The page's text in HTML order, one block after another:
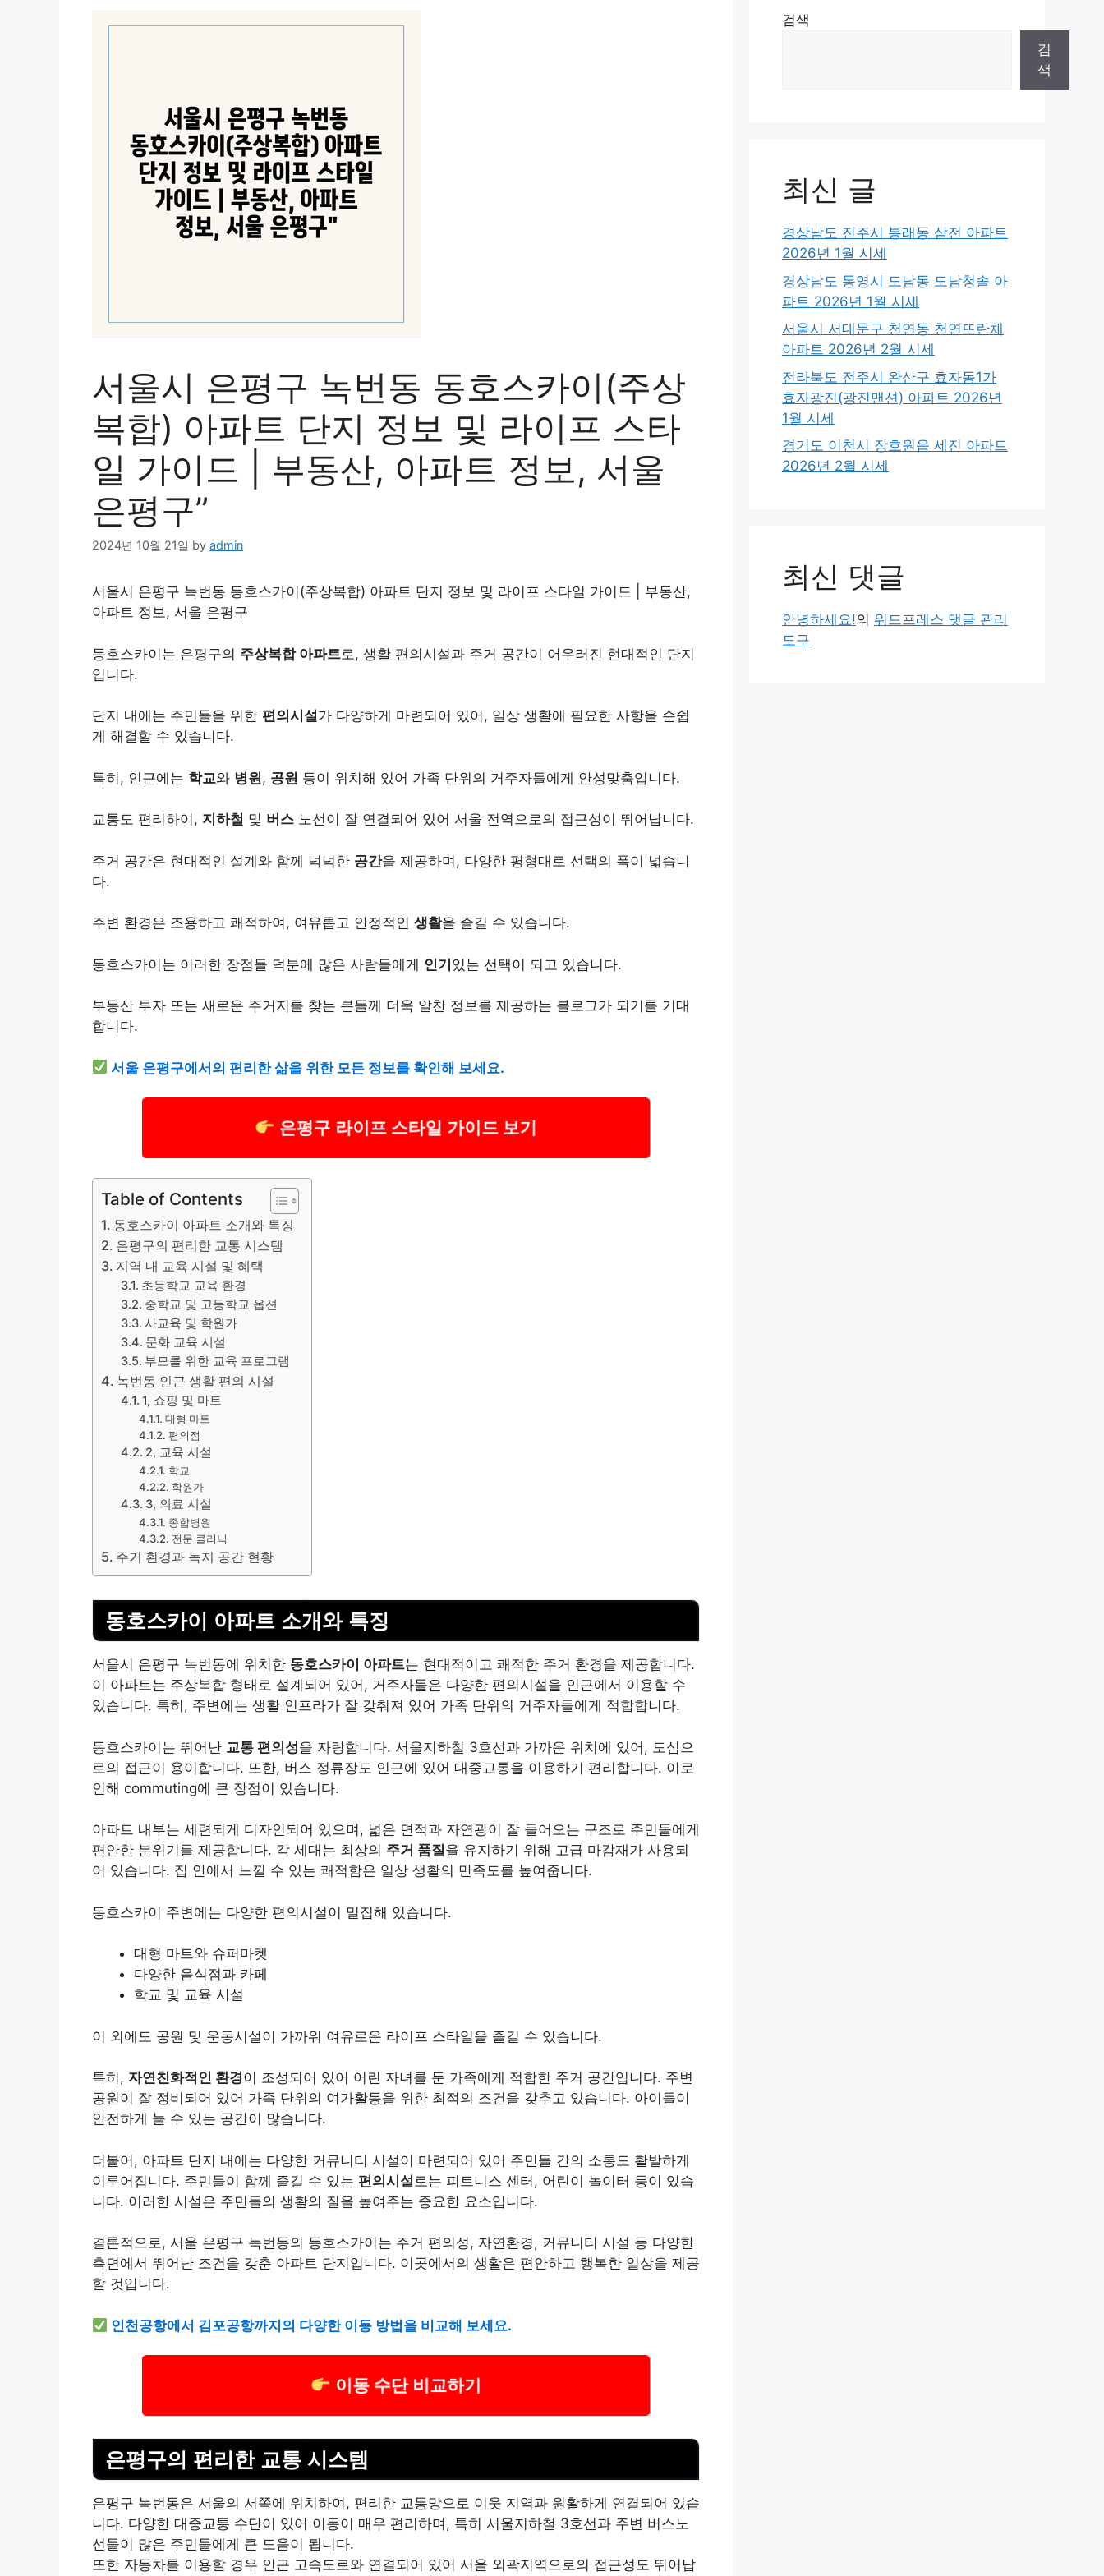
서울시 은평구 녹번동 동호스카이(주상
복합) 아파트 단지 정보 및 라이프 스타
일 가이드 | 부동산, 아파트 정보, 서울
은평구”
2024년 10월 21일 by admin
서울시 은평구 녹번동 동호스카이(주상복합) 아파트 단지 정보 및 라이프 스타일 가이드 | 부동산,
아파트 정보, 서울 은평구
동호스카이는 은평구의 주상복합 아파트로, 생활 편의시설과 주거 공간이 어우러진 현대적인 단지
입니다.
단지 내에는 주민들을 위한 편의시설가 다양하게 마련되어 있어, 일상 생활에 필요한 사항을 손쉽
게 해결할 수 있습니다.
특히, 인근에는 학교와 병원, 공원 등이 위치해 있어 가족 단위의 거주자들에게 안성맞춤입니다.
교통도 편리하여, 지하철 및 버스 노선이 잘 연결되어 있어 서울 전역으로의 접근성이 뛰어납니다.
주거 공간은 현대적인 설계와 함께 넉넉한 공간을 제공하며, 다양한 평형대로 선택의 폭이 넓습니
다.
주변 환경은 조용하고 쾌적하여, 여유롭고 안정적인 생활을 즐길 수 있습니다.
동호스카이는 이러한 장점들 덕분에 많은 사람들에게 인기있는 선택이 되고 있습니다.
부동산 투자 또는 새로운 주거지를 찾는 분들께 더욱 알찬 정보를 제공하는 블로그가 되기를 기대
합니다.
서울 은평구에서의 편리한 삶을 위한 모든 정보를 확인해 보세요.
은평구 라이프 스타일 가이드 보기
Table of Contents
동호스카이 아파트 소개와 특징
은평구의 편리한 교통 시스템
지역 내 교육 시설 및 혜택
초등학교 교육 환경
중학교 및 고등학교 옵션
사교육 및 학원가
문화 교육 시설
부모를 위한 교육 프로그램
녹번동 인근 생활 편의 시설
1, 쇼핑 및 마트
대형 마트
편의점
2, 교육 시설
학교
학원가
3, 의료 시설
종합병원
전문 클리닉
주거 환경과 녹지 공간 현황
동호스카이 아파트 소개와 특징
서울시 은평구 녹번동에 위치한 동호스카이 아파트는 현대적이고 쾌적한 주거 환경을 제공합니다.
이 아파트는 주상복합 형태로 설계되어 있어, 거주자들은 다양한 편의시설을 인근에서 이용할 수
있습니다. 특히, 주변에는 생활 인프라가 잘 갖춰져 있어 가족 단위의 거주자들에게 적합합니다.
동호스카이는 뛰어난 교통 편의성을 자랑합니다. 서울지하철 3호선과 가까운 위치에 있어, 도심으
로의 접근이 용이합니다. 또한, 버스 정류장도 인근에 있어 대중교통을 이용하기 편리합니다. 이로
인해 commuting에 큰 장점이 있습니다.
아파트 내부는 세련되게 디자인되어 있으며, 넓은 면적과 자연광이 잘 들어오는 구조로 주민들에게
편안한 분위기를 제공합니다. 각 세대는 최상의 주거 품질을 유지하기 위해 고급 마감재가 사용되
어 있습니다. 집 안에서 느낄 수 있는 쾌적함은 일상 생활의 만족도를 높여줍니다.
동호스카이 주변에는 다양한 편의시설이 밀집해 있습니다.
대형 마트와 슈퍼마켓
다양한 음식점과 카페
학교 및 교육 시설
이 외에도 공원 및 운동시설이 가까워 여유로운 라이프 스타일을 즐길 수 있습니다.
특히, 자연친화적인 환경이 조성되어 있어 어린 자녀를 둔 가족에게 적합한 주거 공간입니다. 주변
공원이 잘 정비되어 있어 가족 단위의 여가활동을 위한 최적의 조건을 갖추고 있습니다. 아이들이
안전하게 놀 수 있는 공간이 많습니다.
더불어, 아파트 단지 내에는 다양한 커뮤니티 시설이 마련되어 있어 주민들 간의 소통도 활발하게
이루어집니다. 주민들이 함께 즐길 수 있는 편의시설 로는 피트니스 센터, 어린이 놀이터 등이 있습
니다. 이러한 시설은 주민들의 생활의 질을 높여주는 중요한 요소입니다.
결론적으로, 서울 은평구 녹번동의 동호스카이는 주거 편의성, 자연환경, 커뮤니티 시설 등 다양한
측면에서 뛰어난 조건을 갖춘 아파트 단지입니다. 이곳에서의 생활은 편안하고 행복한 일상을 제공
할 것입니다.
인천공항에서 김포공항까지의 다양한 이동 방법을 비교해 보세요.
이동 수단 비교하기
은평구의 편리한 교통 시스템
은평구 녹번동은 서울의 서쪽에 위치하여, 편리한 교통망으로 이웃 지역과 원활하게 연결되어 있습
니다. 다양한 대중교통 수단이 있어 이동이 매우 편리하며, 특히 서울지하철 3호선과 주변 버스노
선들이 많은 주민들에게 큰 도움이 됩니다.
또한 자동차를 이용할 경우 인근 고속도로와 연결되어 있어 서울 외곽지역으로의 접근성도 뛰어납
검색
검
색
최신 글
경상남도 진주시 봉래동 삼전 아파트
2026년 1월 시세
경상남도 통영시 도남동 도남청솔 아
파트 2026년 1월 시세
서울시 서대문구 천연동 천연뜨란채
아파트 2026년 2월 시세
전라북도 전주시 완산구 효자동1가
효자광진(광진맨션) 아파트 2026년
1월 시세
경기도 이천시 장호원읍 세진 아파트
2026년 2월 시세
최신 댓글
안녕하세요!의 워드프레스 댓글 관리
도구